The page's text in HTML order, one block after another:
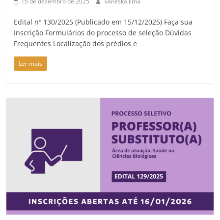
Edital nº 130/2025 (Publicado em 15/12/2025) Faça sua
Inscrição Formulários do processo de seleção Dúvidas
Frequentes Localização dos prédios e
Ler mais